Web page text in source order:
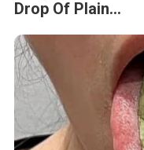
Drop Of Plain...